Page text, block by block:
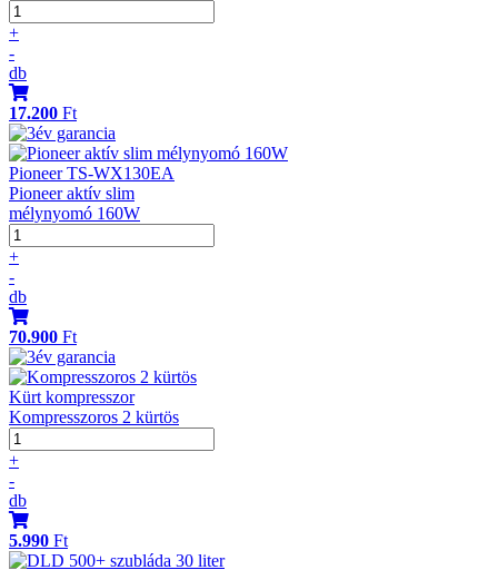
+
-
db
17.200 Ft
Pioneer TS-WX130EA
Pioneer aktív slim
mélynyomó 160W
+
-
db
70.900 Ft
Kürt kompresszor
Kompresszoros 2 kürtös
+
-
db
5.990 Ft